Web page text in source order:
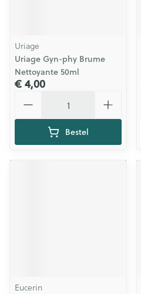
Uriage
Uriage Gyn-phy Brume
Nettoyante 50ml
€ 4,00
Bestel
Eucerin